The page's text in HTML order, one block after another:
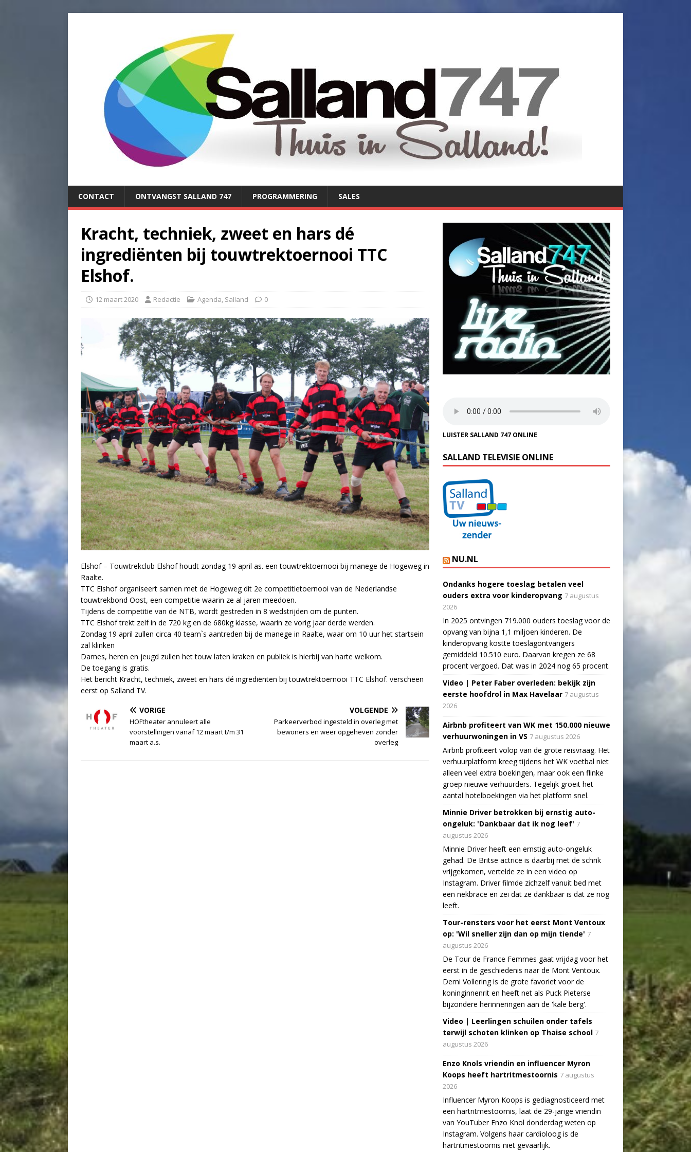
CONTACT ONTVANGST SALLAND 747 PROGRAMMERING SALES
Kracht, techniek, zweet en hars dé
ingrediënten bij touwtrektoernooi TTC
Elshof.
12 maart 2020 Redactie Agenda, Salland 0
Elshof – Touwtrekclub Elshof houdt zondag 19 april as. een touwtrektoernooi bij manege de Hogeweg in
Raalte.
TTC Elshof organiseert samen met de Hogeweg dit 2e competitietoernooi van de Nederlandse
touwtrekbond Oost, een competitie waarin ze al jaren meedoen.
Tijdens de competitie van de NTB, wordt gestreden in 8 wedstrijden om de punten.
TTC Elshof trekt zelf in de 720 kg en de 680kg klasse, waarin ze vorig jaar derde werden.
Zondag 19 april zullen circa 40 team`s aantreden bij de manege in Raalte, waar om 10 uur het startsein
zal klinken
Dames, heren en jeugd zullen het touw laten kraken en publiek is hierbij van harte welkom.
De toegang is gratis.
Het bericht Kracht, techniek, zweet en hars dé ingrediënten bij touwtrektoernooi TTC Elshof. verscheen
eerst op Salland TV.
VORIGE
HOFtheater annuleert alle
voorstellingen vanaf 12 maart t/m 31
maart a.s.
VOLGENDE
Parkeerverbod ingesteld in overleg met
bewoners en weer opgeheven zonder
overleg
LUISTER SALLAND 747 ONLINE
SALLAND TELEVISIE ONLINE
NU.NL
Ondanks hogere toeslag betalen veel
ouders extra voor kinderopvang 7 augustus
2026
In 2025 ontvingen 719.000 ouders toeslag voor de
opvang van bijna 1,1 miljoen kinderen. De
kinderopvang kostte toeslagontvangers
gemiddeld 10.510 euro. Daarvan kregen ze 68
procent vergoed. Dat was in 2024 nog 65 procent.
Video | Peter Faber overleden: bekijk zijn
eerste hoofdrol in Max Havelaar 7 augustus
2026
Airbnb profiteert van WK met 150.000 nieuwe
verhuurwoningen in VS 7 augustus 2026
Airbnb profiteert volop van de grote reisvraag. Het
verhuurplatform kreeg tijdens het WK voetbal niet
alleen veel extra boekingen, maar ook een flinke
groep nieuwe verhuurders. Tegelijk groeit het
aantal hotelboekingen via het platform snel.
Minnie Driver betrokken bij ernstig auto-
ongeluk: 'Dankbaar dat ik nog leef' 7
augustus 2026
Minnie Driver heeft een ernstig auto-ongeluk
gehad. De Britse actrice is daarbij met de schrik
vrijgekomen, vertelde ze in een video op
Instagram. Driver filmde zichzelf vanuit bed met
een nekbrace en zei dat ze dankbaar is dat ze nog
leeft.
Tour-rensters voor het eerst Mont Ventoux
op: 'Wil sneller zijn dan op mijn tiende' 7
augustus 2026
De Tour de France Femmes gaat vrijdag voor het
eerst in de geschiedenis naar de Mont Ventoux.
Demi Vollering is de grote favoriet voor de
koninginnenrit en heeft net als Puck Pieterse
bijzondere herinneringen aan de 'kale berg'.
Video | Leerlingen schuilen onder tafels
terwijl schoten klinken op Thaise school 7
augustus 2026
Enzo Knols vriendin en influencer Myron
Koops heeft hartritmestoornis 7 augustus
2026
Influencer Myron Koops is gediagnosticeerd met
een hartritmestoornis, laat de 29-jarige vriendin
van YouTuber Enzo Knol donderdag weten op
Instagram. Volgens haar cardioloog is de
hartritmestoornis niet gevaarlijk.